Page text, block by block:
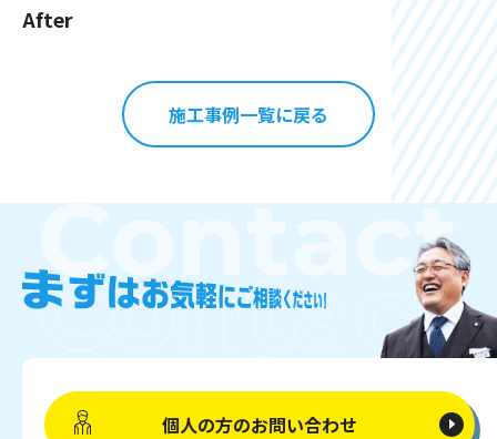
After
施工事例一覧に戻る
個人の方のお問い合わせ